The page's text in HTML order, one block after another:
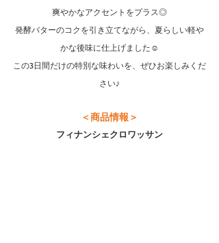
爽やかなアクセントをプラス◎
発酵バターのコクを引き立てながら、夏らしい軽や
かな後味に仕上げました☺
この3日間だけの特別な味わいを、ぜひお楽しみくだ
さい♪
＜商品情報＞
フィナンシェクロワッサン